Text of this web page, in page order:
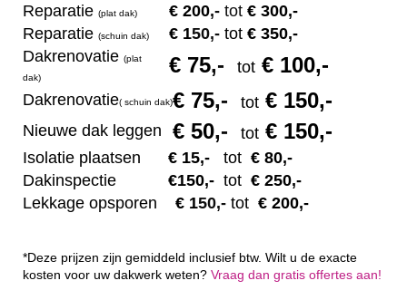
Reparatie (plat dak) € 200,- tot € 300,-
Reparatie (schuin dak) € 150,- tot € 350,-
Dakrenovatie (plat
dak)
€ 75,- tot € 100,-
Dakrenovatie( schuin dak)€ 75,- tot € 150,-
Nieuwe dak leggen € 50,- tot € 150,-
Isolatie plaatsen € 15,- tot € 80,-
Dakinspectie
€150,- tot € 250,-
Lekkage opsporen € 150,- tot € 200,-
*Deze prijzen zijn gemiddeld inclusief btw. Wilt u de exacte
kosten voor uw dakwerk weten? Vraag dan gratis offertes aan!